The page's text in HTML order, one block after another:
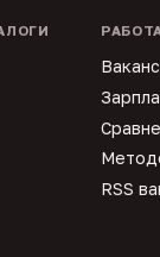
RSS